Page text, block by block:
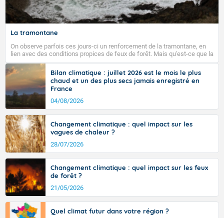
La tramontane
On observe parfois ces jours-ci un renforcement de la tramontane, en
lien avec des conditions propices de feux de forêt. Mais qu'est-ce que la
tramontane ? Quelles sont ses caractéristiques ? La tramontane est un
vent turbulent soufflant de secteur nord-ouest à nord, ou ouest à nord-
ouest, dans un secteur qui part du Roussillon à la vallée de l’Aude et à
l’ouest de l’Hérault. L’étymologie de ce vent vient du latin trasmontanus,
signifiant au-delà des monts, en allusion aux régions montagneuses
d’où provient ce vent.
Bilan climatique : juillet 2026 est le mois le plus
chaud et un des plus secs jamais enregistré en
France
04/08/2026
Changement climatique : quel impact sur les
vagues de chaleur ?
28/07/2026
Changement climatique : quel impact sur les feux
de forêt ?
21/05/2026
Quel climat futur dans votre région ?